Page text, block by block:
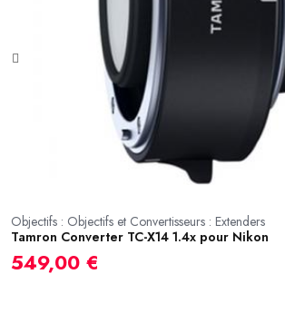
Objectifs : Objectifs et Convertisseurs : Extenders
Tamron Converter TC-X14 1.4x pour Nikon
549,00 €